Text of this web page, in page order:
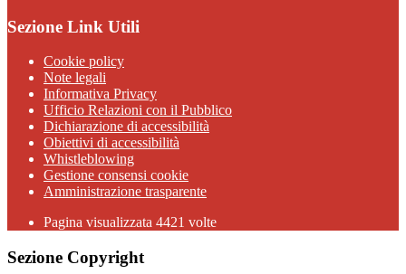
Sezione Link Utili
Cookie policy
Note legali
Informativa Privacy
Ufficio Relazioni con il Pubblico
Dichiarazione di accessibilità
Obiettivi di accessibilità
Whistleblowing
Gestione consensi cookie
Amministrazione trasparente
Pagina visualizzata 4421 volte
Sezione Copyright